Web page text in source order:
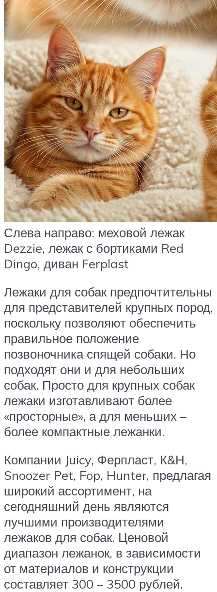
Слева направо: меховой лежак
Dezzie, лежак с бортиками Red
Dingo, диван Ferplast
Лежаки для собак предпочтительны
для представителей крупных пород,
поскольку позволяют обеспечить
правильное положение
позвоночника спящей собаки. Но
подходят они и для небольших
собак. Просто для крупных собак
лежаки изготавливают более
«просторные», а для меньших –
более компактные лежанки.
Компании Juicy, Ферпласт, К&Н,
Snoozer Pet, Fop, Hunter, предлагая
широкий ассортимент, на
сегодняшний день являются
лучшими производителями
лежаков для собак. Ценовой
диапазон лежанок, в зависимости
от материалов и конструкции
составляет 300 – 3500 рублей.